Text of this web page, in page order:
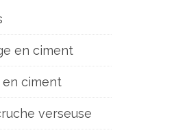
en ciment
en ciment
verseuse